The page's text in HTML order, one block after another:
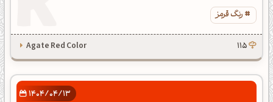
رنگ قرمز
115
Agate Red Color
1404/04/13